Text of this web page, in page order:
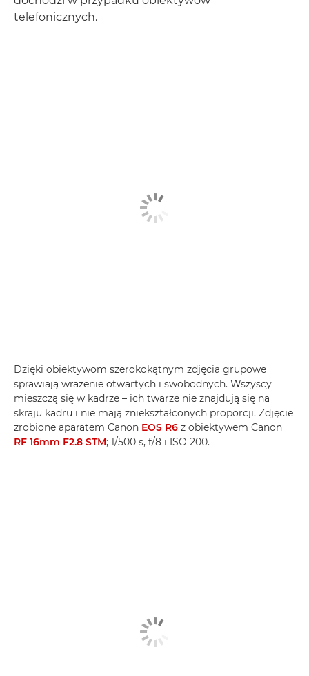
telefonicznych.
Dzięki obiektywom szerokokątnym zdjęcia grupowe
sprawiają wrażenie otwartych i swobodnych. Wszyscy
mieszczą się w kadrze – ich twarze nie znajdują się na
skraju kadru i nie mają zniekształconych proporcji. Zdjęcie
zrobione aparatem Canon EOS R6 z obiektywem Canon
RF 16mm F2.8 STM; 1/500 s, f/8 i ISO 200.